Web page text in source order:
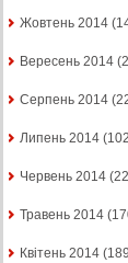
Жовтень 2014
Вересень 2014
Серпень 2014
Липень 2014
Червень 2014
Травень 2014
Квітень 2014